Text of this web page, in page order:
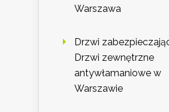
Warszawa
Drzwi
Drzwi zewnętrzne
antywłamaniowe w
Warszawie